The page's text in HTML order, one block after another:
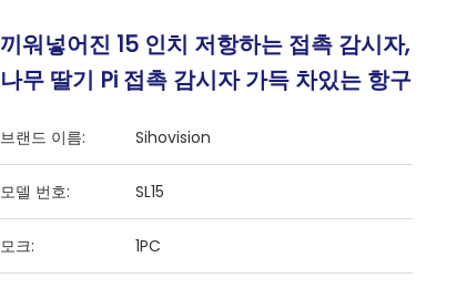
끼워넣어진 15 인치 저항하는 접촉 감시자,
나무 딸기 Pi 접촉 감시자 가득 차있는 항구
브랜드 이름: Sihovision
모델 번호: SL15
모크: 1PC